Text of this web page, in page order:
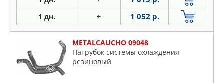
1 дн. + 1 052 р.
METALCAUCHO 09048
Патрубок системы охлаждения
резиновый